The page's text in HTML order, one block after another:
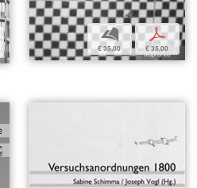
b
€ 35,00
p
€ 35,00